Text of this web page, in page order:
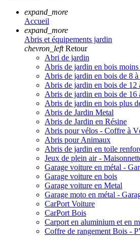
expand_more
Accueil
expand_more
Abris et équipements jardin
chevron_left Retour
Abri de jardin
Abris de jardin en bois moins
Abris de jardin en bois de 8 à
Abris de jardin en bois de 12
Abris de jardin en bois de 16
Abris de jardin en bois plus
Abris de Jardin Metal
Abris de Jardin en Résine
Abris pour vélos - Coffre à
Abris pour Animaux
Abris de jardin en toile
Jeux de plein air -
Garage voiture en métal -
Garage voiture en bois
Garage voiture en Metal
Garage moto en métal -
CarPort Voiture
CarPort Bois
Carport en aluminium et en
Coffre de rangement Bois -